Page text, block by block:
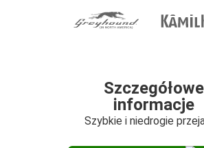
Szczegółowe
informacje
Szybkie i niedrogie